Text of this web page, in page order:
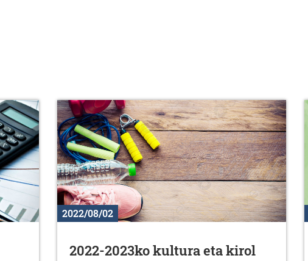
2022/08/02
2022-2023ko kultura eta kirol